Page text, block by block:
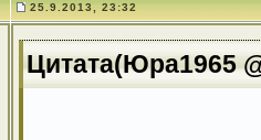
25.9.2013, 23:32
Цитата(Юра1965